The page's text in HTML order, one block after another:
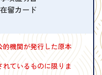
在留カード
機関が発行した原本
ているものに限りま